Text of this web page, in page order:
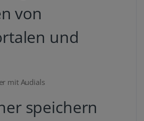
von
und
mit Audials
speichern